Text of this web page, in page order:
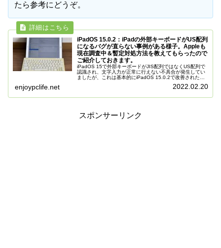
たら参考にどうぞ。
iPadOS 15.0.2：iPadの外部キーボードがUS配列
になるバグが直らない事例がある様子。Appleも
現在調査中＆暫定対処方法を教えてもらったので
ご紹介しておきます。
iPadOS 15で外部キーボードがJIS配列ではなくUS配列で
認識され、文字入力が正常に行えない不具合が発生してい
ましたが、これは基本的にiPadOS 15.0.2で改善されたよ
enjoypclife.net 2022.02.20
スポンサーリンク